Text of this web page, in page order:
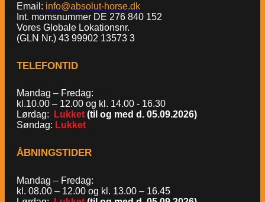
Email: info@absolut-horse.dk
Int. momsnummer DE 276 840 152
Vores Globale Lokationsnr.
(GLN Nr.) 43 99902 13573 3
TELEFONTID
Mandag – Fredag:
kl.10.00 – 12.00 og kl. 14.00 - 16.30
Lørdag:
Lukket (til og med d. 05.09.2026)
Søndag: Lukket
ÅBNINGSTIDER
Mandag – Fredag:
kl. 08.00 – 12.00 og kl. 13.00 – 16.45